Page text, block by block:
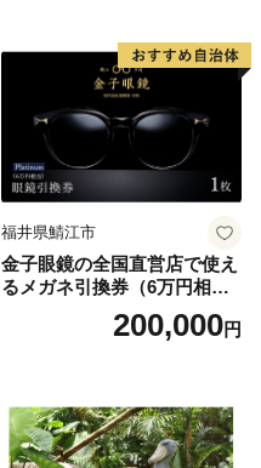
福井県鯖江市
金子眼鏡の全国直営店で使え
るメガネ引換券（6万円相
当） Platinum200,000円